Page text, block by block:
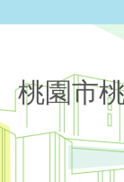
桃園市